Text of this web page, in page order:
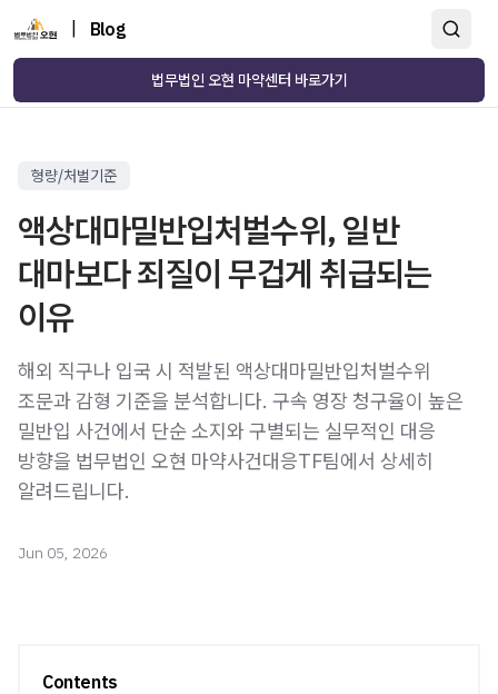
Blog
법무법인 오현 마약센터 바로가기
형량/처벌기준
액상대마밀반입처벌수위, 일반
대마보다 죄질이 무겁게 취급되는
이유
해외 직구나 입국 시 적발된 액상대마밀반입처벌수위
조문과 감형 기준을 분석합니다. 구속 영장 청구율이 높은
밀반입 사건에서 단순 소지와 구별되는 실무적인 대응
방향을 법무법인 오현 마약사건대응TF팀에서 상세히
알려드립니다.
Jun 05, 2026
Contents